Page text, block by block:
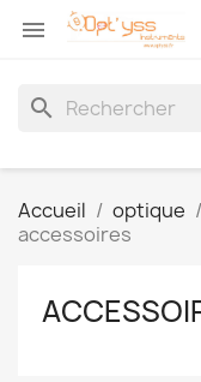

search
Accueil optique
accessoires